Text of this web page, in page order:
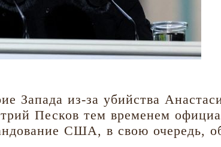
Запада из-за убийства
Песков тем временем
США, в свою очередь,